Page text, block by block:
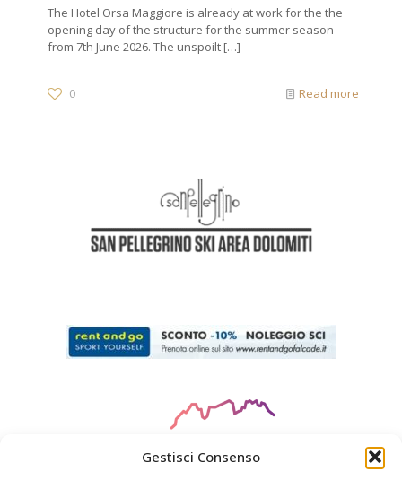
Gestisci Consenso
The Hotel Orsa Maggiore is already at work for the the
opening day of the structure for the summer season
from 7th June 2026. The unspoilt […]
0 Read more